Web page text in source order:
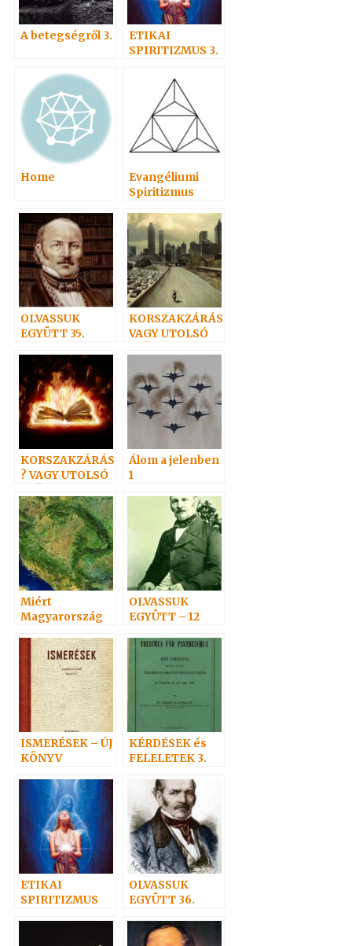
A betegségről 3.
ETIKAI
SPIRITIZMUS 3.
alázatosságról
Home
Evangéliumi
Spiritizmus
OLVASSUK
EGYÜTT 35.
KORSZAKZÁRÁS
VAGY UTOLSÓ
posztra
KORSZAKZÁRÁS
? VAGY UTOLSÓ
Álom a jelenben
1
Miért
Magyarország
Spiritizmus
Hazája?
OLVASSUK
EGYÜTT – 12
ISMERÉSEK – ÚJ
KÖNYV
KÉRDÉSEK és
FELELETEK 3.
Hoffmann
professzor
ETIKAI
SPIRITIZMUS
OLVASSUK
EGYÜTT 36.